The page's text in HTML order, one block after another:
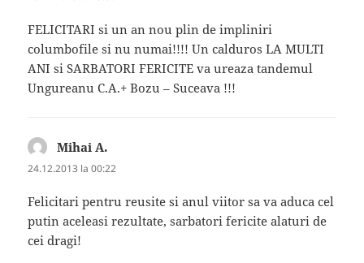
FELICITARI si un an nou plin de impliniri
columbofile si nu numai!!!! Un calduros LA MULTI
ANI si SARBATORI FERICITE va ureaza tandemul
Ungureanu C.A.+ Bozu – Suceava !!!
Mihai A.
24.12.2013 la 00:22
Felicitari pentru reusite si anul viitor sa va aduca cel
putin aceleasi rezultate, sarbatori fericite alaturi de
cei dragi!